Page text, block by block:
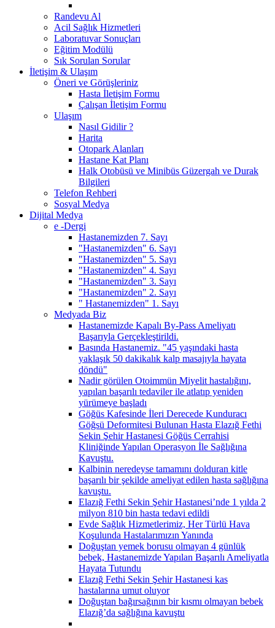
Randevu Al
Acil Sağlık Hizmetleri
Laboratuvar Sonuçları
Eğitim Modülü
Sık Sorulan Sorular
İletişim & Ulaşım
Öneri ve Görüşleriniz
Hasta İletişim Formu
Çalışan İletişim Formu
Ulaşım
Nasıl Gidilir ?
Harita
Otopark Alanları
Hastane Kat Planı
Halk Otobüsü ve Minibüs Güzergah ve Durak
Bilgileri
Telefon Rehberi
Sosyal Medya
Dijital Medya
e -Dergi
Hastanemizden 7. Sayı
"Hastanemizden" 6. Sayı
"Hastanemizden" 5. Sayı
"Hastanemizden" 4. Sayı
"Hastanemizden" 3. Sayı
"Hastanemizden" 2. Sayı
" Hastanemizden" 1. Sayı
Medyada Biz
Hastanemizde Kapalı By-Pass Ameliyatı
Başarıyla Gerçekleştirildi.
Basında Hastanemiz. "45 yaşındaki hasta
yaklaşık 50 dakikalık kalp masajıyla hayata
döndü"
Nadir görülen Otoimmün Miyelit hastalığını,
yapılan başarılı tedaviler ile atlatıp yeniden
yürümeye başladı
Göğüs Kafesinde İleri Derecede Kunduracı
Göğsü Deformitesi Bulunan Hasta Elazığ Fethi
Sekin Şehir Hastanesi Göğüs Cerrahisi
Kliniğinde Yapılan Operasyon İle Sağlığına
Kavuştu.
Kalbinin neredeyse tamamını dolduran kitle
başarılı bir şekilde ameliyat edilen hasta sağlığına
kavuştu.
Elazığ Fethi Sekin Şehir Hastanesi’nde 1 yılda 2
milyon 810 bin hasta tedavi edildi
Evde Sağlık Hizmetlerimiz, Her Türlü Hava
Koşulunda Hastalarımızın Yanında
Doğuştan yemek borusu olmayan 4 günlük
bebek, Hastanemizde Yapılan Başarılı Ameliyatla
Hayata Tutundu
Elazığ Fethi Sekin Şehir Hastanesi kas
hastalarına umut oluyor
Doğuştan bağırsağının bir kısmı olmayan bebek
Elazığ’da sağlığına kavuştu